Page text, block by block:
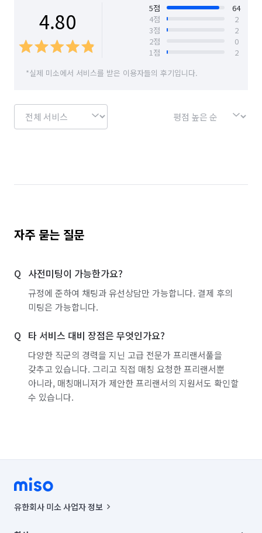
서울 동작구
서울 마포구 서울 서초구
서울 성동구 서울 성북구 서울 송파구
서울 양천구 서울 영등포구 서울 용산구
서울 은평구 서울 종로구
서울 중랑구
4.80 5점
64
4점
2
3점
2
2점
0
1점
2
*실제 미소에서 서비스를 받은 이용자들의 후기입니다.
자주 묻는 질문
사전미팅이 가능한가요?
규정에 준하여 채팅과 유선상담만 가능합니다. 결제 후의
미팅은 가능합니다.
타 서비스 대비 장점은 무엇인가요?
다양한 직군의 경력을 지닌 고급 전문가 프리랜서풀을
갖추고 있습니다. 그리고 직접 매칭 요청한 프리랜서뿐
아니라, 매칭매니저가 제안한 프리랜서의 지원서도 확인할
수 있습니다.
유한회사 미소 사업자 정보